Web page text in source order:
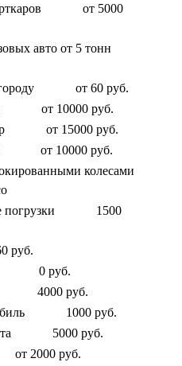
от 5000
авто от 5 тонн
от 60 руб.
от 10000 руб.
от 15000 руб.
от 10000 руб.
колесами
1500
руб.
0 руб.
4000 руб.
1000 руб.
5000 руб.
от 2000 руб.